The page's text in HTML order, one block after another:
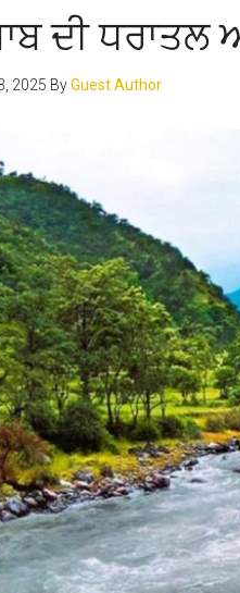
ਦੀ
2025 ByGuest Author